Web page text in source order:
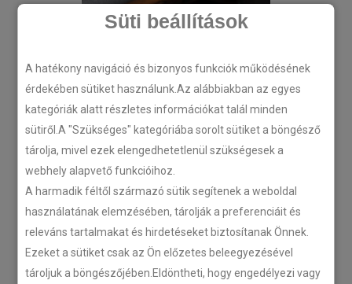
Süti beállítások
A hatékony navigáció és bizonyos funkciók működésének
érdekében sütiket használunk.Az alábbiakban az egyes
kategóriák alatt részletes információkat talál minden
sütiről.A "Szükséges" kategóriába sorolt sütiket a böngésző
tárolja, mivel ezek elengedhetetlenül szükségesek a
webhely alapvető funkcióihoz.
A harmadik féltől származó sütik segítenek a weboldal
használatának elemzésében, tárolják a preferenciáit és
releváns tartalmakat és hirdetéseket biztosítanak Önnek.
Ezeket a sütiket csak az Ön előzetes beleegyezésével
tároljuk a böngészőjében.Eldöntheti, hogy engedélyezi vagy